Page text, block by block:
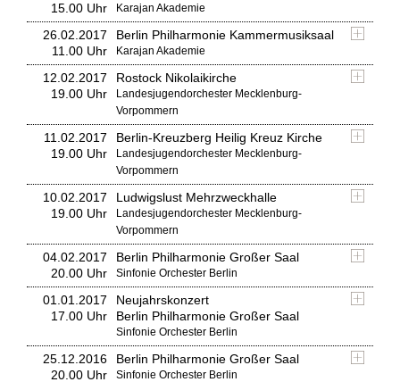
15.00 Uhr
Karajan Akademie
26.02.2017
11.00 Uhr
Berlin Philharmonie Kammermusiksaal
Karajan Akademie
12.02.2017
19.00 Uhr
Rostock Nikolaikirche
Landesjugendorchester Mecklenburg-
Vorpommern
11.02.2017
19.00 Uhr
Berlin-Kreuzberg Heilig Kreuz Kirche
Landesjugendorchester Mecklenburg-
Vorpommern
10.02.2017
19.00 Uhr
Ludwigslust Mehrzweckhalle
Landesjugendorchester Mecklenburg-
Vorpommern
04.02.2017
20.00 Uhr
Berlin Philharmonie Großer Saal
Sinfonie Orchester Berlin
01.01.2017
17.00 Uhr
Neujahrskonzert
Berlin Philharmonie Großer Saal
Sinfonie Orchester Berlin
25.12.2016
20.00 Uhr
Berlin Philharmonie Großer Saal
Sinfonie Orchester Berlin